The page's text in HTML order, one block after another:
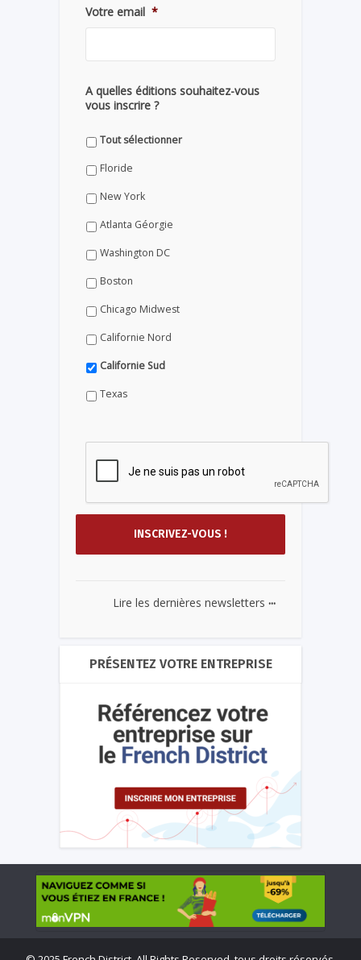
Votre email *
A quelles éditions souhaitez-vous
vous inscrire ?
Tout sélectionner
Floride
New York
Atlanta Géorgie
Washington DC
Boston
Chicago Midwest
Californie Nord
Californie Sud
Texas
Lire les dernières newsletters ...
PRÉSENTEZ VOTRE ENTREPRISE